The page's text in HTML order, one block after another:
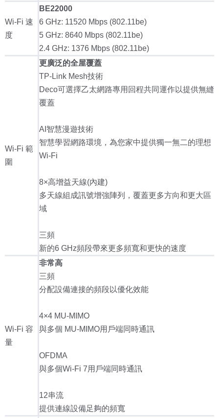
Wi-Fi 速
度
BE22000
6 GHz: 11520 Mbps (802.11be)
5 GHz: 8640 Mbps (802.11be)
2.4 GHz: 1376 Mbps (802.11be)
Wi-Fi 範
圍
更廣泛的全屋覆蓋
TP-Link Mesh技術
Deco可選擇乙太網路專用回程共同運作以提供無縫
覆蓋
AI智慧漫遊技術
智慧學習網路環境，為您家中提供獨一無二的理想
Wi-Fi
8×高增益天線(內建)
多天線組成訊號增強陣列，覆蓋更多方向和更大區
域
三頻
新的6 GHz頻段帶來更多頻寬和更快的速度
Wi-Fi 容
量
非常高
三頻
分配設備連接的頻段以優化效能
4×4 MU-MIMO
與多個 MU-MIMO用戶端同時通訊
OFDMA
與多個Wi-Fi 7用戶端同時通訊
12串流
提供連線設備足夠的頻寬